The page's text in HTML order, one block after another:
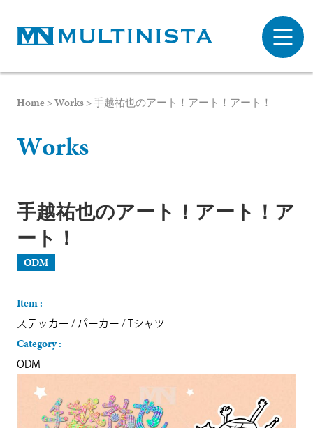
Home>Works>手越祐也のアート！アート！アート！
Works
手越祐也のアート！アート！ア
ート！
ODM
Item :
ステッカー / パーカー / Tシャツ
Category :
ODM